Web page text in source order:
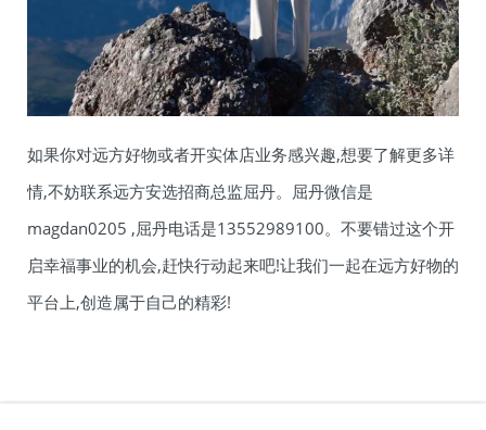
如果你对远方好物或者开实体店业务感兴趣,想要了解更多详
情,不妨联系远方安选招商总监屈丹。屈丹微信是
magdan0205 ,屈丹电话是13552989100。不要错过这个开
启幸福事业的机会,赶快行动起来吧!让我们一起在远方好物的
平台上,创造属于自己的精彩!